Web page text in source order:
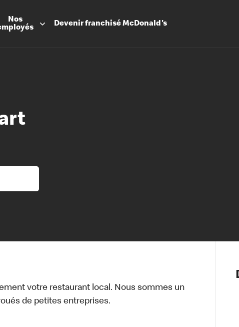
Nos
DevenirfranchiséMcDonald's
Les
Notre
Nos
votre restaurant local. Nous sommes un
de petites entreprises.